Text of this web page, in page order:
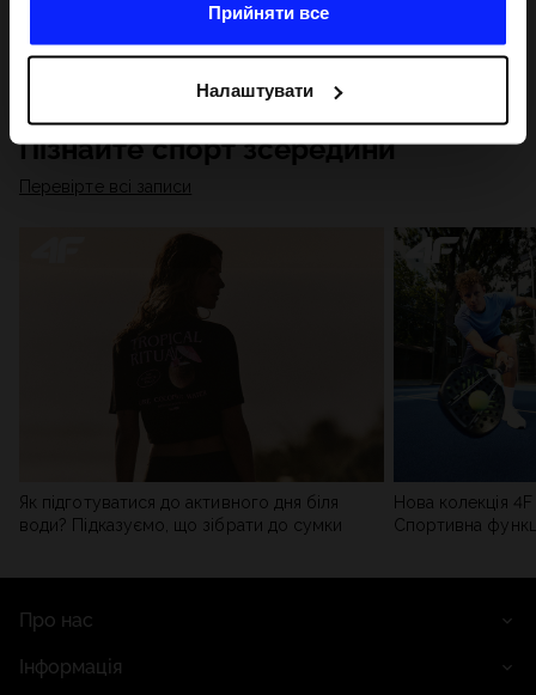
отримують у результаті використання вами їхніх
послуг.З вашої згоди ми також можемо ділитися
з метою націлювання та покращення відображення
відповідної онлайн-реклами, проведення аналітики,
відповідності вмісту та вдосконалення рішень, які
пропонують наші партнери (наприклад, соціальні
мережі). Детальну інформацію можна знайти в нашій
та в розділі «Деталі».
Прийняти все
Налаштувати
Пізнайте спорт зсередини
Перевірте всі записи
Як підготуватися до активного дня біля
води? Підказуємо, що зібрати до сумки
Нова колекція
Спортивна
Про нас
Інформація